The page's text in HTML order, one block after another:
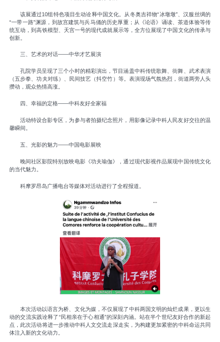
该展通过10组特色项目生动诠释中国文化。从冬奥吉祥物“冰墩墩”、汉服丝绸的
“一带一路”渊源，到故宫建筑与兵马俑的历史厚重；从《论语》诵读、茶道体验等传
统互动，到高铁模型、天宫一号的现代成就展示等，全方位展现了中国文化的传承与
创新。
三、艺术的对话——中华才艺展演
孔院学员呈现了三个小时的精彩演出，节目涵盖中科传统歌舞、街舞、武术表演
（五步拳、功夫对练）、民间技艺（抖空竹）等。表演现场气氛热烈，街道两旁人头
攒动，观众热情高涨。
四、幸福的定格——中科友好全家福
活动特设合影专区，为参与者拍摄纪念照片，用影像记录中科人民友好交往的温
馨瞬间。
五、光影的魅力——中国电影展映
晚间社区影院特别放映电影《功夫瑜伽》，通过现代影视作品展现中国传统文化
的当代魅力。
科摩罗昂岛广播电台等媒体对活动进行了全程报道。
本次活动以语言为桥、文化为媒，不仅展现了中科两国文明的灿烂成果，更以生
动的交流实践诠释了“民相亲在于心相通”的深刻内涵。站在半个世纪友好合作的新起
点，此次活动将进一步推动中科人文交流走深走实，为构建更加紧密的中科命运共同
体注入新的文化动力。